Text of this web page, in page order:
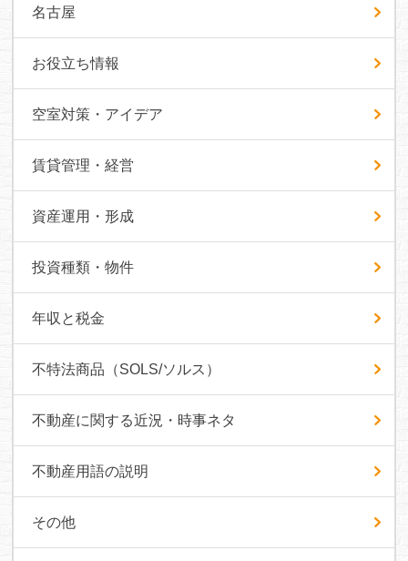
名古屋
お役立ち情報
空室対策・アイデア
賃貸管理・経営
資産運用・形成
投資種類・物件
年収と税金
不特法商品（SOLS/ソルス）
不動産に関する近況・時事ネタ
不動産用語の説明
その他